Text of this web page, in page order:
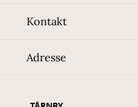
Kontakt
Adresse